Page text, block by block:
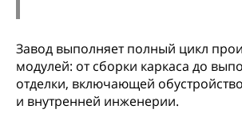
Завод выполняет полный цикл
модулей: от сборки каркаса до
отделки, включающей
и внутренней инженерии.